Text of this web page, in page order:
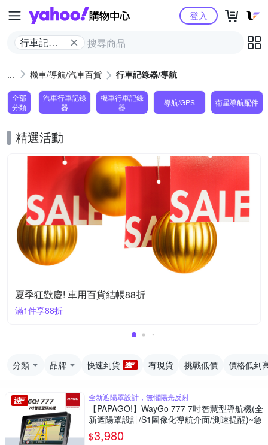
Yahoo購物中心
行車記錄
登入
機車/導航/汽車百貨 行車記錄器/導航
全部
分類
汽車行車記錄
器
機車行車記錄
器
導航/GPS 衛星導航配件
精選活動
夏季狂歡慶! 車用百貨結帳88折
滿1件享88折
分類 品牌 快速到貨 有現貨 挑戰低價 價格低到
全新遮陽罩設計，無懼陽光反射
【PAPAGO!】WayGo 777 7吋智慧型導航機(全
新遮陽罩設計/S1圖像化導航介面/測速提醒)~急
$3,980